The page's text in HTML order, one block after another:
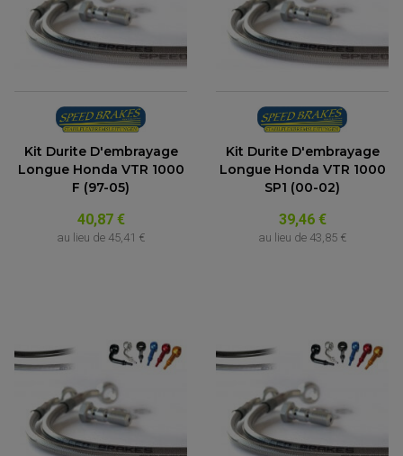
Kit Durite D'embrayage
Longue Honda VTR 1000
F (97-05)
40,87 €
au lieu de 45,41 €
Kit Durite D'embrayage
Longue Honda VTR 1000
SP1 (00-02)
39,46 €
au lieu de 43,85 €